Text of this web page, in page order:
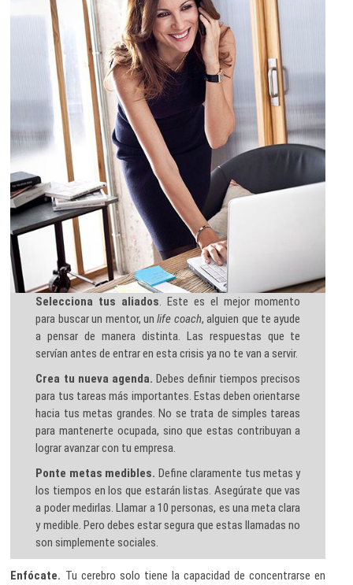
Selecciona tus aliados. Este es el mejor momento
para buscar un mentor, unlife coach, alguien que te ayude
a pensar de manera distinta. Las respuestas que te
servían antes de entrar en esta crisis ya no te van a servir.
Crea tu nueva agenda.Debes definir tiempos precisos
para tus tareas más importantes. Estas deben orientarse
hacia tus metas grandes. No se trata de simples tareas
para mantenerte ocupada, sino que estas contribuyan a
lograr avanzar con tu empresa.
Ponte metas medibles. Define claramente tus metas y
los tiempos en los que estarán listas. Asegúrate que vas
a poder medirlas. Llamar a 10 personas, es una meta clara
y medible. Pero debes estar segura que estas llamadas no
son simplemente sociales.
Enfócate. Tu cerebro solo tiene la capacidad de concentrarse en